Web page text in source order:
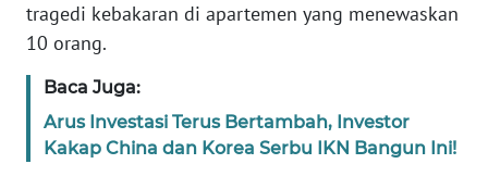
tragedi kebakaran di apartemen yang menewaskan
10 orang.
Baca Juga:
Arus Investasi Terus Bertambah, Investor
Kakap China dan Korea Serbu IKN Bangun Ini!
KAMI
PEDOMAN